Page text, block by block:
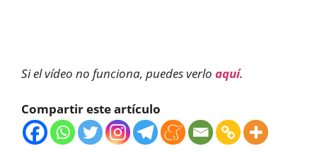
Si el vídeo no funciona, puedes verlo aquí.
Compartir este artículo